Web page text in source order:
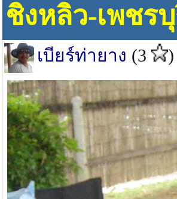
ชิงหลิว-เพชร
เบียร์ท่ายาง (3 )